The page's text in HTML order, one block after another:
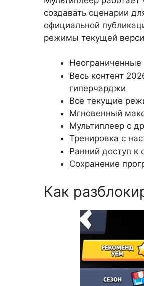
создавать сценарии
официальной
режимы текущей
Весь контент
гиперчарджи
Все текущие
Мгновенный
Мультиплеер с
Тренировка с
Ранний доступ к
Сохранение
Как